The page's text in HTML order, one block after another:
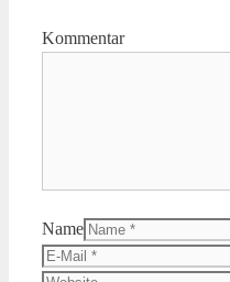
Kommentar
Name